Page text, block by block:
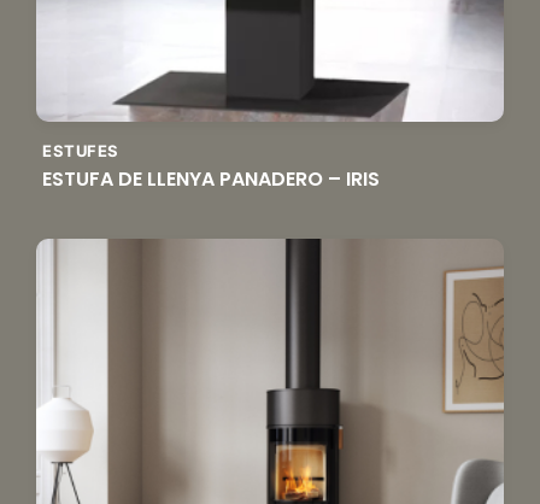
ESTUFES
ESTUFA DE LLENYA PANADERO – IRIS